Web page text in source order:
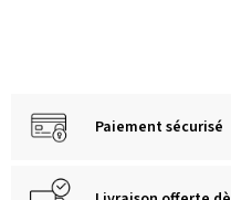
Paiement sécurisé